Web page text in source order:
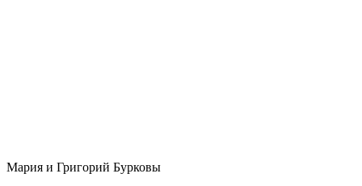
Мария и Григорий Бурковы